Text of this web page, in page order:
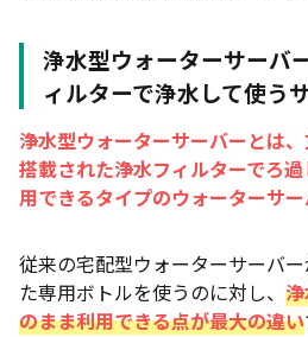
水道水の水質次第では味
浄水型ウォーターサーバーで
ーン
災害用の備蓄水まで兼ね
ケース
浄水型ウォーターサーバ
ィルターで浄水して使う
浄水型ウォーターサーバーとは
搭載された浄水フィルターでろ
用できるタイプのウォーターサー
従来の宅配型ウォーターサーバ
た専用ボトルを使うのに対し、
のまま利用できる点が最大の違い